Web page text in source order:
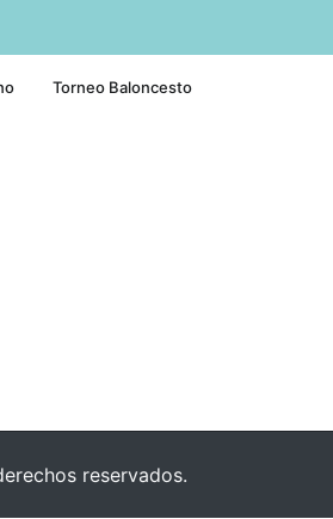
Torneo Baloncesto
reservados.